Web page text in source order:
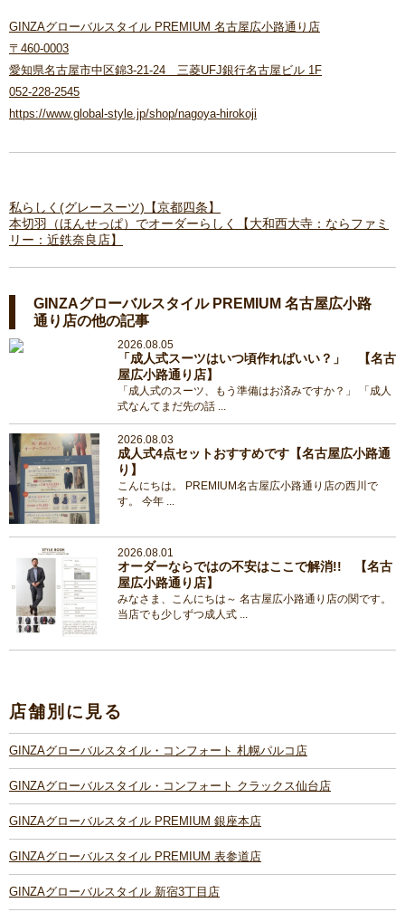
GINZAグローバルスタイル PREMIUM 名古屋広小路通り店
〒460-0003
愛知県名古屋市中区錦3-21-24 三菱UFJ銀行名古屋ビル 1F
052-228-2545
https://www.global-style.jp/shop/nagoya-hirokoji
私らしく(グレースーツ)【京都四条】
本切羽（ほんせっぱ）でオーダーらしく【大和西大寺：ならファミ
リー：近鉄奈良店】
GINZAグローバルスタイル PREMIUM 名古屋広小路
通り店の他の記事
2026.08.05
「成人式スーツはいつ頃作ればいい？」 【名古
屋広小路通り店】
「成人式のスーツ、もう準備はお済みですか？」 「成人
式なんてまだ先の話 ...
2026.08.03
成人式4点セットおすすめです【名古屋広小路通
り】
こんにちは。 PREMIUM名古屋広小路通り店の西川で
す。 今年 ...
2026.08.01
オーダーならではの不安はここで解消!! 【名古
屋広小路通り店】
みなさま、こんにちは～ 名古屋広小路通り店の関です。
当店でも少しずつ成人式 ...
店舗別に見る
GINZAグローバルスタイル・コンフォート 札幌パルコ店
GINZAグローバルスタイル・コンフォート クラックス仙台店
GINZAグローバルスタイル PREMIUM 銀座本店
GINZAグローバルスタイル PREMIUM 表参道店
GINZAグローバルスタイル 新宿3丁目店